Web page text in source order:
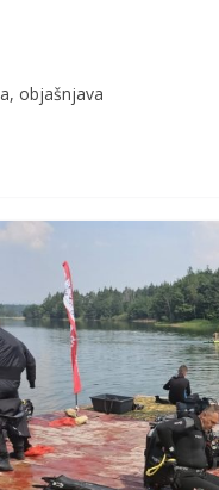
objašnjava